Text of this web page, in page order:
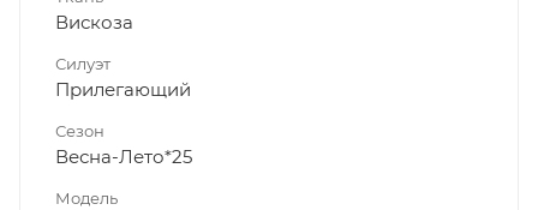
Вискоза
Силуэт
Прилегающий
Сезон
Весна-Лето*25
Модель